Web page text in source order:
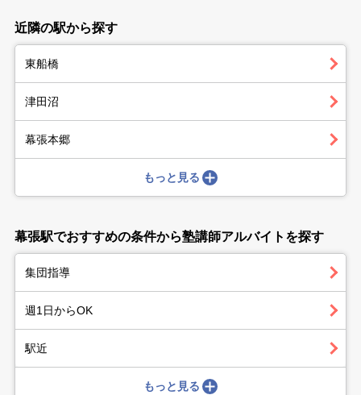
近隣の駅から探す
東船橋
津田沼
幕張本郷
もっと見る
幕張駅でおすすめの条件から塾講師アルバイトを探す
集団指導
週1日からOK
駅近
もっと見る